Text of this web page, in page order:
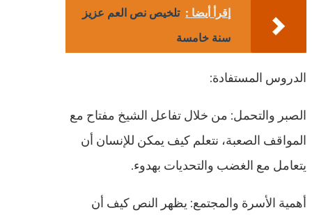
إقرأ أيضا : تلخيص نص العم عزيز
سنة خامسة
الدروس المستفادة:
الصبر والتحمل: من خلال تفاعل الشيخ مفتاح مع
المواقف الصعبة، نتعلم كيف يمكن للإنسان أن
يتعامل مع الغضب والتحديات بهدوء.
أهمية الأسرة والمجتمع: يظهر النص كيف أن